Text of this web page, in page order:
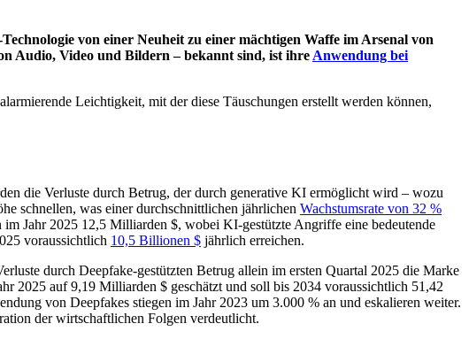
von einer Neuheit zu einer mächtigen Waffe im Arsenal von
Audio, Video und Bildern – bekannt sind, ist ihre Anwendung bei
Leichtigkeit, mit der diese Täuschungen erstellt werden können,
die Verluste durch Betrug, der durch generative KI ermöglicht wird – wozu
schnellen, was einer durchschnittlichen jährlichen Wachstumsrate von 32 %
im Jahr 2025 12,5 Milliarden $, wobei KI-gestützte Angriffe eine bedeutende
voraussichtlich 10,5 Billionen $ jährlich erreichen.
durch Deepfake-gestützten Betrug allein im ersten Quartal 2025 die Marke
2025 auf 9,19 Milliarden $ geschätzt und soll bis 2034 voraussichtlich 51,42
von Deepfakes stiegen im Jahr 2023 um 3.000 % an und eskalieren weiter.
der wirtschaftlichen Folgen verdeutlicht.